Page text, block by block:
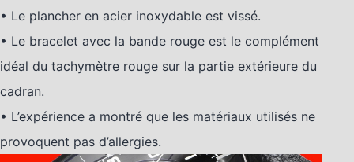
• Le plancher en acier inoxydable est vissé.
• Le bracelet avec la bande rouge est le complément
idéal du tachymètre rouge sur la partie extérieure du
cadran.
• L’expérience a montré que les matériaux utilisés ne
provoquent pas d’allergies.